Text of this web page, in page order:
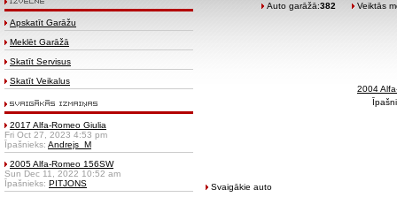
Apskatīt Garāžu
Meklēt Garāžā
Skatīt Servisus
Skatīt Veikalus
2017 Alfa-Romeo Giulia
Fri Oct 27, 2023 4:53 pm
Īpašnieks: Andrejs_M
2005 Alfa-Romeo 156SW
Sun Dec 11, 2022 10:52 am
Īpašnieks: PITJONS
Auto garāžā:382 Veiktās
2004
Svaigākie auto